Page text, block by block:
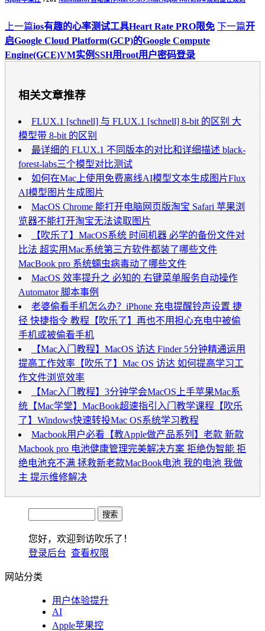
上一篇ios有趣的心率测试工具Heart Rate PRO限免 下一篇开
启Google Cloud Platform(GCP)的Google Compute
Engine(GCE)VM实例SSH用root用户密码登录
相关文章推荐
FLUX.1 [schnell] 与 FLUX.1 [schnell] 8-bit 的区别 大
模型带 8-bit 的区别
最详细的 FLUX.1 不同版本的对比和详细描述 black-
forest-labs三个模型对比测试
如何在Mac上使用免费离线AI模型文本生成图片Flux
AI模型图片生成图片
MacOS Chrome 能打开电脑网页版淘宝 Safari 苹果浏
览器不能打开淘宝无法读取图片
【吹乐了】MacOS系统 时间机器 必学的备份文件对
比法 超实用Mac系统第三方软件都装了哪些文件
MacBook pro 系统蠕虫病毒动了哪些文件
MacOS 效率提升之 必知的 右键菜单服务自动操作
Automator 脚本事例
老婆偷看手机怎么办？iPhone 充电提醒铃声设置 捷
径 快捷指令 教程【吹乐了】再也不用担心充电中被偷
手机或被偷看手机
【Mac入门教程】MacOS 访达 Finder 5分钟精通运用
提高工作效率【吹乐了】Mac OS 访达 如何提高学习工
作文件浏览效率
【Mac入门教程】3分钟学会MacOS上手苹果Mac系
统【Mac学堂】MacBook超速指引入门教学课程【吹乐
了】Windows快速转投Mac OS系统学习教程
Macbook用户必看【教Apple做产品系列】老款 新款
Macbook pro 电池健康管理完美解决方案 拒绝伪智能 拒
绝电池充不满 拯救新老款MacBook电池 我的电池 我做
主 提示维修解决
您好，欢迎到访吹乐了！
登录后台 查看权限
网站分类
用户体验提升
AI
Apple苹果控